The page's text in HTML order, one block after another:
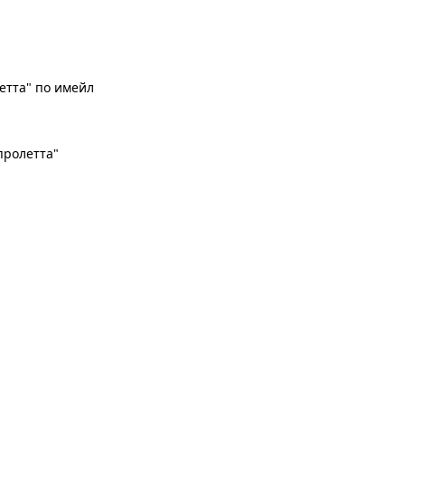
по имейл